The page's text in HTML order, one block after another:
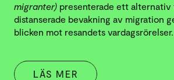
migranter) presenterade ett alternativ
distanserade bevakning av migration
blicken mot resandets vardagsrörelser.
LÄS MER